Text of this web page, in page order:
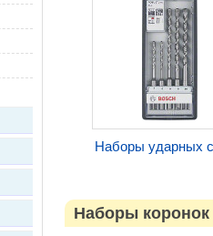
Наборы ударных
Наборы коронок